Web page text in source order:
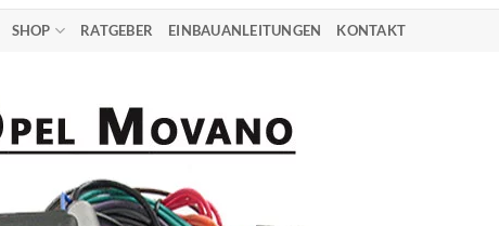
SHOP RATGEBER EINBAUANLEITUNGEN KONTAKT